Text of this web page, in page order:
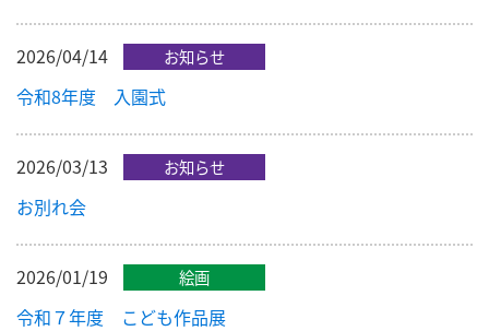
2026/04/14 お知らせ
令和8年度 入園式
2026/03/13 お知らせ
お別れ会
2026/01/19 絵画
令和７年度 こども作品展